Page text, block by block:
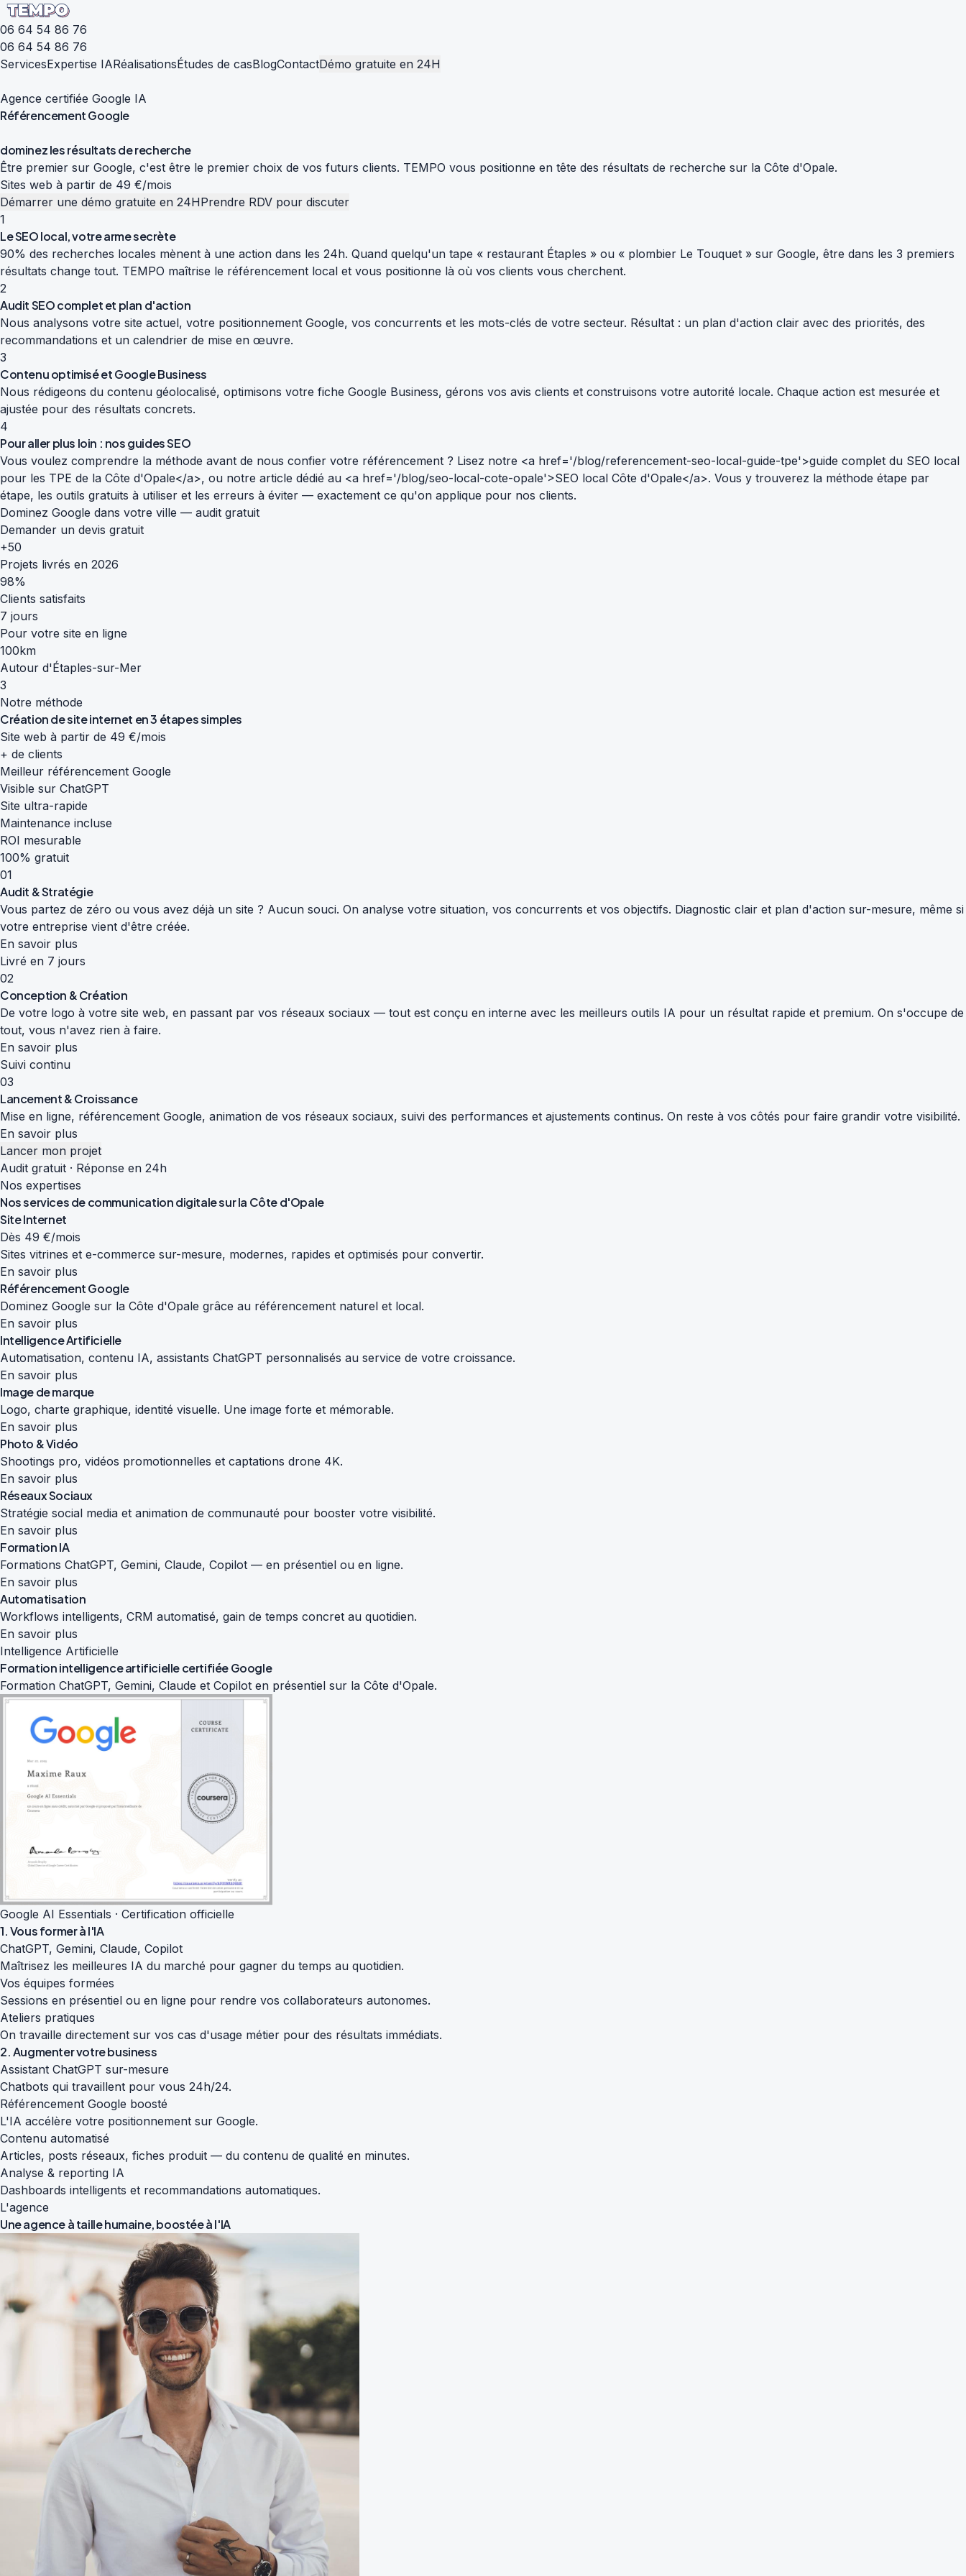
06 64 54 86 76
06 64 54 86 76
ServicesExpertise IARéalisationsÉtudes de casBlogContactDémo gratuite en 24H
Agence certifiée Google IA
RéférencementGoogle
dominezlesrésultatsderecherche
Être premier sur Google, c'est être le premier choix de vos futurs clients. TEMPO vous positionne en tête des résultats de recherche sur la Côte d'Opale.
Sites web à partir de 49 €/mois
Démarrer une démo gratuite en 24HPrendre RDV pour discuter
1
Le SEO local, votre arme secrète
90% des recherches locales mènent à une action dans les 24h. Quand quelqu'un tape « restaurant Étaples » ou « plombier Le Touquet » sur Google, être dans les 3 premiers
résultats change tout. TEMPO maîtrise le référencement local et vous positionne là où vos clients vous cherchent.
2
Audit SEO complet et plan d'action
Nous analysons votre site actuel, votre positionnement Google, vos concurrents et les mots-clés de votre secteur. Résultat : un plan d'action clair avec des priorités, des
recommandations et un calendrier de mise en œuvre.
3
Contenu optimisé et Google Business
Nous rédigeons du contenu géolocalisé, optimisons votre fiche Google Business, gérons vos avis clients et construisons votre autorité locale. Chaque action est mesurée et
ajustée pour des résultats concrets.
4
Pour aller plus loin : nos guides SEO
Vous voulez comprendre la méthode avant de nous confier votre référencement ? Lisez notre <a href='/blog/referencement-seo-local-guide-tpe'>guide complet du SEO local
pour les TPE de la Côte d'Opale</a>, ou notre article dédié au <a href='/blog/seo-local-cote-opale'>SEO local Côte d'Opale</a>. Vous y trouverez la méthode étape par
étape, les outils gratuits à utiliser et les erreurs à éviter — exactement ce qu'on applique pour nos clients.
Dominez Google dans votre ville — audit gratuit
Demander un devis gratuit
+50
Projets livrés en 2026
98%
Clients satisfaits
7 jours
Pour votre site en ligne
100km
Autour d'Étaples-sur-Mer
3
Notre méthode
Création de site internet en3 étapes simples
Site web à partir de 49 €/mois
+ de clients
Meilleur référencement Google
Visible sur ChatGPT
Site ultra-rapide
Maintenance incluse
ROI mesurable
100% gratuit
01
Audit & Stratégie
Vous partez de zéro ou vous avez déjà un site ? Aucun souci. On analyse votre situation, vos concurrents et vos objectifs. Diagnostic clair et plan d'action sur-mesure, même si
votre entreprise vient d'être créée.
En savoir plus
Livré en 7 jours
02
Conception & Création
De votre logo à votre site web, en passant par vos réseaux sociaux — tout est conçu en interne avec les meilleurs outils IA pour un résultat rapide et premium. On s'occupe de
tout, vous n'avez rien à faire.
En savoir plus
Suivi continu
03
Lancement & Croissance
Mise en ligne, référencement Google, animation de vos réseaux sociaux, suivi des performances et ajustements continus. On reste à vos côtés pour faire grandir votre visibilité.
En savoir plus
Lancer mon projet
Audit gratuit · Réponse en 24h
Nos expertises
Nos services decommunication digitalesur la Côte d'Opale
Site Internet
Dès 49 €/mois
Sites vitrines et e-commerce sur-mesure, modernes, rapides et optimisés pour convertir.
En savoir plus
Référencement Google
Dominez Google sur la Côte d'Opale grâce au référencement naturel et local.
En savoir plus
Intelligence Artificielle
Automatisation, contenu IA, assistants ChatGPT personnalisés au service de votre croissance.
En savoir plus
Image de marque
Logo, charte graphique, identité visuelle. Une image forte et mémorable.
En savoir plus
Photo & Vidéo
Shootings pro, vidéos promotionnelles et captations drone 4K.
En savoir plus
Réseaux Sociaux
Stratégie social media et animation de communauté pour booster votre visibilité.
En savoir plus
Formation IA
Formations ChatGPT, Gemini, Claude, Copilot — en présentiel ou en ligne.
En savoir plus
Automatisation
Workflows intelligents, CRM automatisé, gain de temps concret au quotidien.
En savoir plus
Intelligence Artificielle
Formation intelligence artificiellecertifiée Google
Formation ChatGPT, Gemini, Claude et Copilot en présentiel sur la Côte d'Opale.
Google AI Essentials · Certification officielle
1. Vous former à l'IA
ChatGPT, Gemini, Claude, Copilot
Maîtrisez les meilleures IA du marché pour gagner du temps au quotidien.
Vos équipes formées
Sessions en présentiel ou en ligne pour rendre vos collaborateurs autonomes.
Ateliers pratiques
On travaille directement sur vos cas d'usage métier pour des résultats immédiats.
2. Augmenter votre business
Assistant ChatGPT sur-mesure
Chatbots qui travaillent pour vous 24h/24.
Référencement Google boosté
L'IA accélère votre positionnement sur Google.
Contenu automatisé
Articles, posts réseaux, fiches produit — du contenu de qualité en minutes.
Analyse & reporting IA
Dashboards intelligents et recommandations automatiques.
L'agence
Une agence à taille humaine,boostée à l'IA